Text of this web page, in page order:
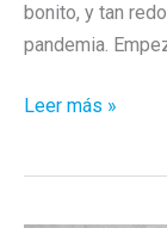
bonito, y tan
pandemia.
Los
Leer más »